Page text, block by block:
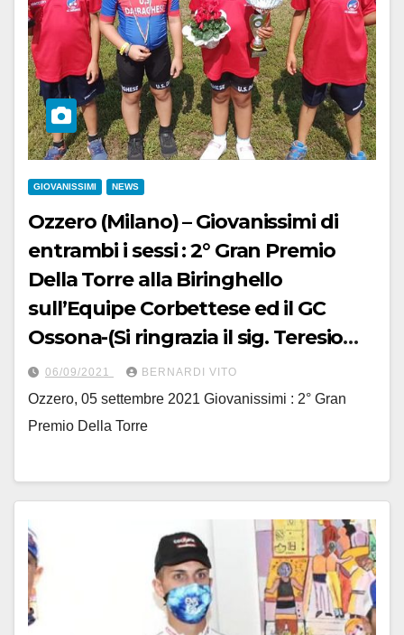
GIOVANISSIMI NEWS
Ozzero (Milano) – Giovanissimi di
entrambi i sessi : 2° Gran Premio
Della Torre alla Biringhello
sull’Equipe Corbettese ed il GC
Ossona-(Si ringrazia il sig. Teresio
Mandonico per la gradita
collaborazione
06/09/2021 BERNARDI VITO
Ozzero, 05 settembre 2021 Giovanissimi : 2° Gran
Premio Della Torre